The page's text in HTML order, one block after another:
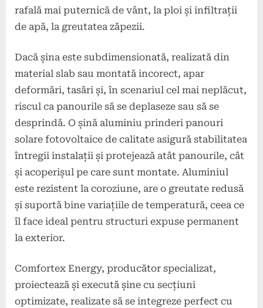
rafală mai puternică de vânt, la ploi și infiltrații
de apă, la greutatea zăpezii.
Dacă șina este subdimensionată, realizată din
material slab sau montată incorect, apar
deformări, tasări și, în scenariul cel mai neplăcut,
riscul ca panourile să se deplaseze sau să se
desprindă. O șină aluminiu prinderi panouri
solare fotovoltaice de calitate asigură stabilitatea
întregii instalații și protejează atât panourile, cât
și acoperișul pe care sunt montate. Aluminiul
este rezistent la coroziune, are o greutate redusă
și suportă bine variațiile de temperatură, ceea ce
îl face ideal pentru structuri expuse permanent
la exterior.
Comfortex Energy, producător specializat,
proiectează și execută șine cu secțiuni
optimizate, realizate să se integreze perfect cu